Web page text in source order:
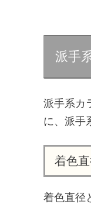
派手
派手系カ
に、派手
着色
着色直径